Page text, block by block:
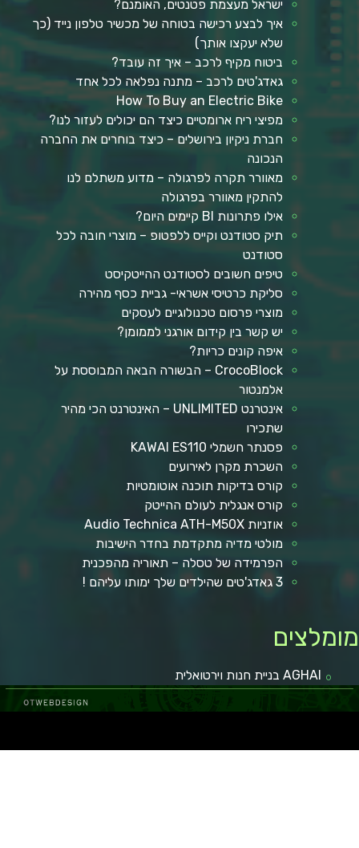
ישראל מעצמת פטנטים, האומנם?
איך לבצע רכישה בטוחה של מכשיר טלפון נייד (כך
שלא יעקצו אותך)
ביטוח מקיף לרכב – איך זה עובד?
גאדג'טים לרכב – מתנה נפלאה לכל אחד
How To Buy an Electric Bike
מפיצי ריח ארומטיים כיצד הם יכולים לעזור לנו?
חברת ניקיון בירושלים – כיצד בוחרים את החברה
הנכונה
מאוורר תקרה לפרגולה – מדוע משתלם לנו
להתקין מאוורר בפרגולה
אילו פתרונות BI קיימים היום?
תיק סטודנט וקייס ללפטופ – מוצרי חובה לכל
סטודנט
טיפים חשובים לסטודנט ההייטקיסט
סליקת כרטיסי אשראי- גביית כסף מהירה
מוצרי פרסום טכנולוגיים לעסקים
יש קשר בין קידום אורגני לממומן?
איפה קונים כריות?
CrocoBlock – הבשורה הבאה המבוססת על
אלמנטור
אינטרנט UNLIMITED – האינטרנט הכי מהיר
שתכירו
פסנתר חשמלי KAWAI ES110
השכרת מקרן לאירועים
קורס בדיקות תוכנה אוטומטיות
קורס אנגלית לעולם ההייטק
אוזניות Audio Technica ATH-M50X
מולטי מדיה מתקדמת בחדר הישיבות
הפרמידה של טסלה – תאוריה מהפכנית
3 גאדג'טים שהילדים שלך ימותו עליהם !
AGHAI בניית חנות וירטואלית